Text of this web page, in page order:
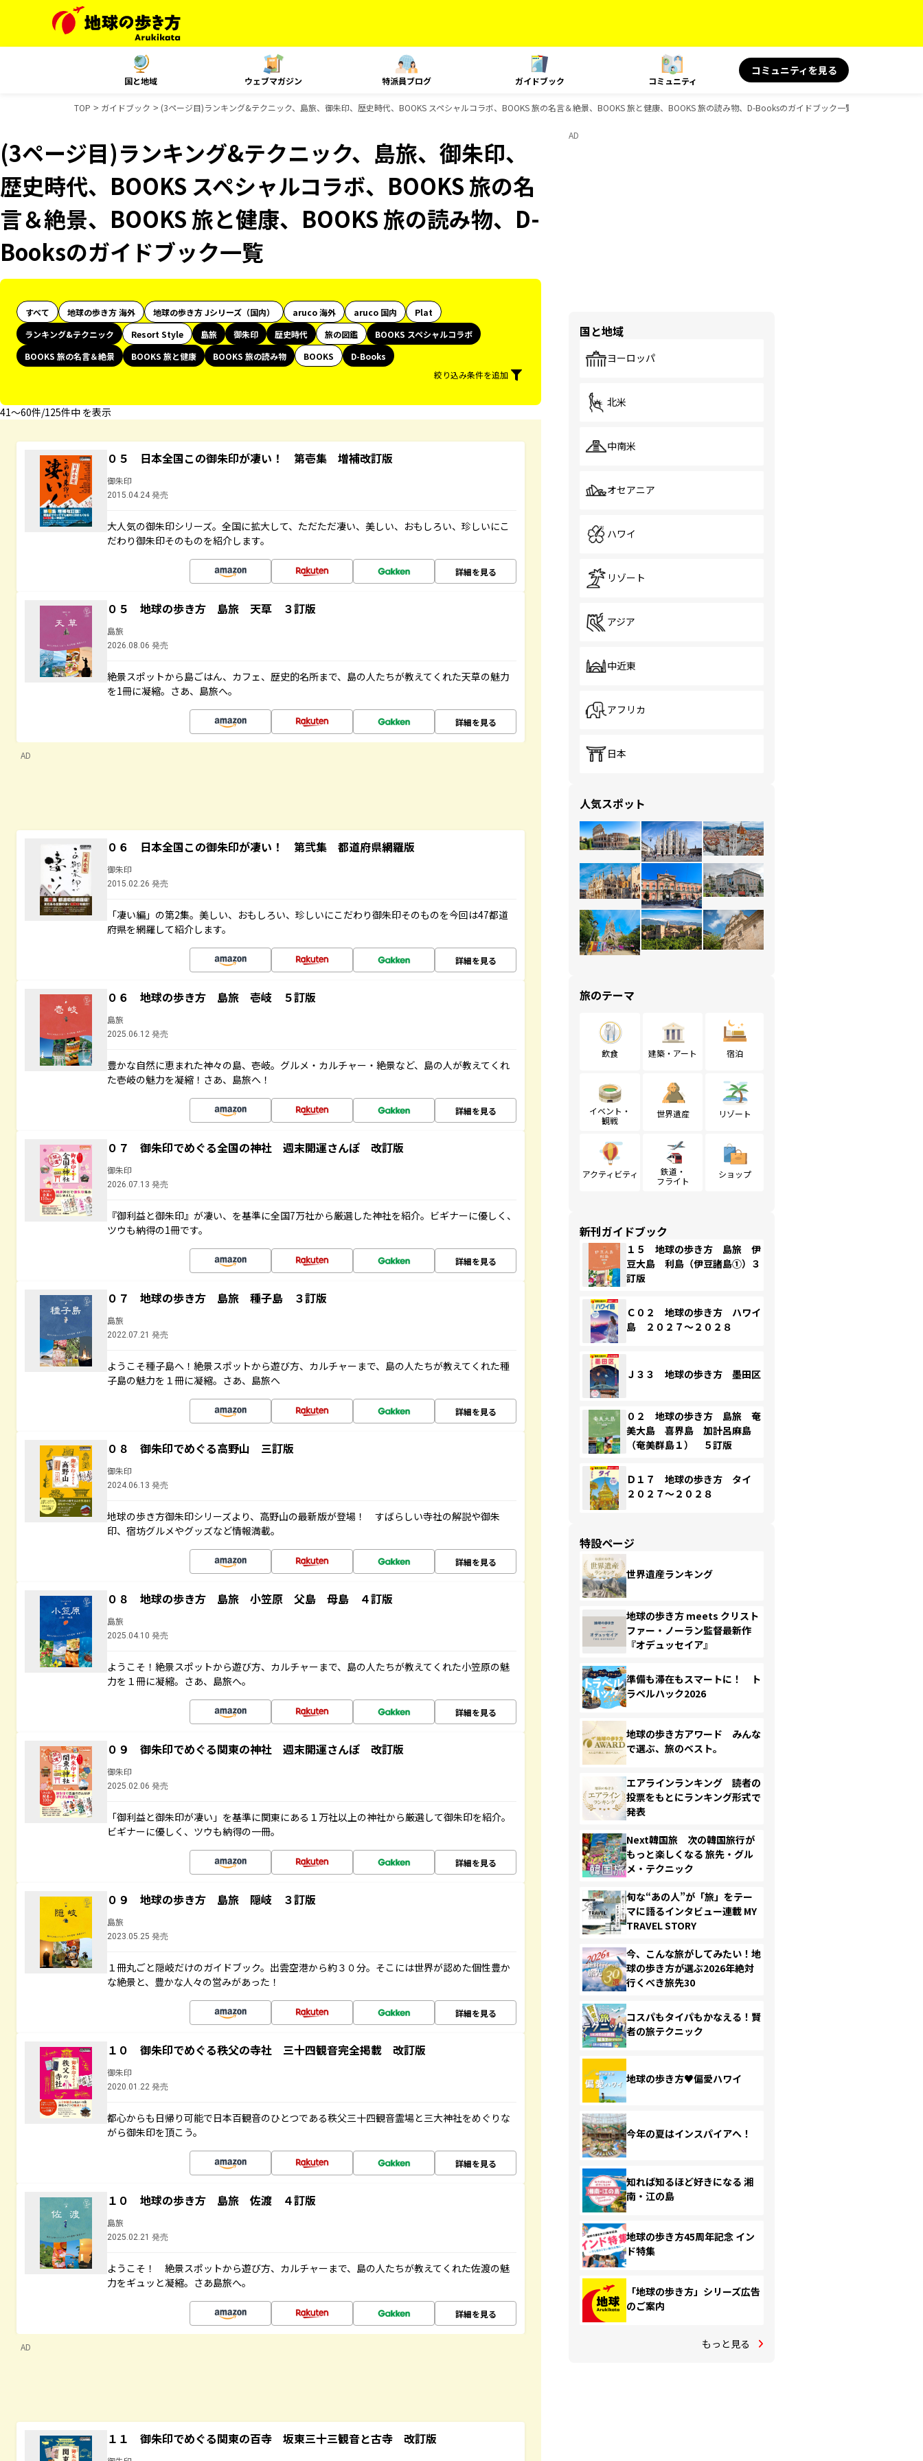
国と地域 ウェブマガジン 特派員ブログ ガイドブック コミュニティ
コミュニティを見る
TOP ガイドブック (3ページ目)ランキング&テクニック、島旅、御朱印、歴史時代、BOOKS スペシャルコラボ、BOOKS 旅の名言＆絶景、BOOKS 旅と健康、BOOKS 旅の読み物、D-Booksのガイドブック一覧
(3ページ目)ランキング&テクニック、島旅、御朱印、
歴史時代、BOOKS スペシャルコラボ、BOOKS 旅の名
言＆絶景、BOOKS 旅と健康、BOOKS 旅の読み物、D-
Booksのガイドブック一覧
すべて 地球の歩き方 海外 地球の歩き方 Jシリーズ（国内） aruco 海外 aruco 国内
Plat
ランキング&テクニック
Resort Style 島旅 御朱印 歴史時代 旅の図鑑
BOOKS スペシャルコラボ
BOOKS 旅の名言＆絶景
BOOKS 旅と健康 BOOKS 旅の読み物 BOOKS
D-Books
絞り込み条件を追加
41〜60件/125件中 を表示
０５ 日本全国この御朱印が凄い！ 第壱集 増補改訂版
御朱印
2015.04.24 発売
大人気の御朱印シリーズ。全国に拡大して、ただただ凄い、美しい、おもしろい、珍しいにこ
だわり御朱印そのものを紹介します。
詳細を見る
０５ 地球の歩き方 島旅 天草 ３訂版
島旅
2026.08.06 発売
絶景スポットから島ごはん、カフェ、歴史的名所まで、島の人たちが教えてくれた天草の魅力
を1冊に凝縮。さあ、島旅へ。
詳細を見る
AD
０６ 日本全国この御朱印が凄い！ 第弐集 都道府県網羅版
御朱印
2015.02.26 発売
「凄い編」の第2集。美しい、おもしろい、珍しいにこだわり御朱印そのものを今回は47都道
府県を網羅して紹介します。
詳細を見る
０６ 地球の歩き方 島旅 壱岐 ５訂版
島旅
2025.06.12 発売
豊かな自然に恵まれた神々の島、壱岐。グルメ・カルチャー・絶景など、島の人が教えてくれ
た壱岐の魅力を凝縮！さあ、島旅へ！
詳細を見る
０７ 御朱印でめぐる全国の神社 週末開運さんぽ 改訂版
御朱印
2026.07.13 発売
『御利益と御朱印』が凄い、を基準に全国7万社から厳選した神社を紹介。ビギナーに優しく、
ツウも納得の1冊です。
詳細を見る
０７ 地球の歩き方 島旅 種子島 ３訂版
島旅
2022.07.21 発売
ようこそ種子島へ！絶景スポットから遊び方、カルチャーまで、島の人たちが教えてくれた種
子島の魅力を１冊に凝縮。さあ、島旅へ
詳細を見る
０８ 御朱印でめぐる高野山 三訂版
御朱印
2024.06.13 発売
地球の歩き方御朱印シリーズより、高野山の最新版が登場！ すばらしい寺社の解説や御朱
印、宿坊グルメやグッズなど情報満載。
詳細を見る
０８ 地球の歩き方 島旅 小笠原 父島 母島 ４訂版
島旅
2025.04.10 発売
ようこそ！絶景スポットから遊び方、カルチャーまで、島の人たちが教えてくれた小笠原の魅
力を１冊に凝縮。さあ、島旅へ。
詳細を見る
０９ 御朱印でめぐる関東の神社 週末開運さんぽ 改訂版
御朱印
2025.02.06 発売
「御利益と御朱印が凄い」を基準に関東にある１万社以上の神社から厳選して御朱印を紹介。
ビギナーに優しく、ツウも納得の一冊。
詳細を見る
０９ 地球の歩き方 島旅 隠岐 ３訂版
島旅
2023.05.25 発売
１冊丸ごと隠岐だけのガイドブック。出雲空港から約３０分。そこには世界が認めた個性豊か
な絶景と、豊かな人々の営みがあった！
詳細を見る
１０ 御朱印でめぐる秩父の寺社 三十四観音完全掲載 改訂版
御朱印
2020.01.22 発売
都心からも日帰り可能で日本百観音のひとつである秩父三十四観音霊場と三大神社をめぐりな
がら御朱印を頂こう。
詳細を見る
１０ 地球の歩き方 島旅 佐渡 ４訂版
島旅
2025.02.21 発売
ようこそ！ 絶景スポットから遊び方、カルチャーまで、島の人たちが教えてくれた佐渡の魅
力をギュッと凝縮。さあ島旅へ。
詳細を見る
AD
１１ 御朱印でめぐる関東の百寺 坂東三十三観音と古寺 改訂版
AD
国と地域
ヨーロッパ
北米
中南米
オセアニア
ハワイ
リゾート
アジア
中近東
アフリカ
日本
人気スポット
旅のテーマ
飲食 建築・アート 宿泊
イベント・
観戦
世界遺産 リゾート
アクティビティ
鉄道・
フライト
ショップ
新刊ガイドブック
１５ 地球の歩き方 島旅 伊
豆大島 利島（伊豆諸島①）３
訂版
Ｃ０２ 地球の歩き方 ハワイ
島 ２０２７～２０２８
Ｊ３３ 地球の歩き方 墨田区
０２ 地球の歩き方 島旅 奄
美大島 喜界島 加計呂麻島
（奄美群島１） ５訂版
Ｄ１７ 地球の歩き方 タイ
２０２７～２０２８
特設ページ
世界遺産ランキング
地球の歩き方 meets クリスト
ファー・ノーラン監督最新作
『オデュッセイア』
準備も滞在もスマートに！ ト
ラベルハック2026
地球の歩き方アワード みんな
で選ぶ、旅のベスト。
エアラインランキング 読者の
投票をもとにランキング形式で
発表
Next韓国旅 次の韓国旅行が
もっと楽しくなる 旅先・グル
メ・テクニック
旬な“あの人”が「旅」をテー
マに語るインタビュー連載 MY
TRAVEL STORY
今、こんな旅がしてみたい！地
球の歩き方が選ぶ2026年絶対
行くべき旅先30
コスパもタイパもかなえる！賢
者の旅テクニック
地球の歩き方♥偏愛ハワイ
今年の夏はインスパイアへ！
知れば知るほど好きになる 湘
南・江の島
地球の歩き方45周年記念 イン
ド特集
「地球の歩き方」シリーズ広告
のご案内
もっと見る